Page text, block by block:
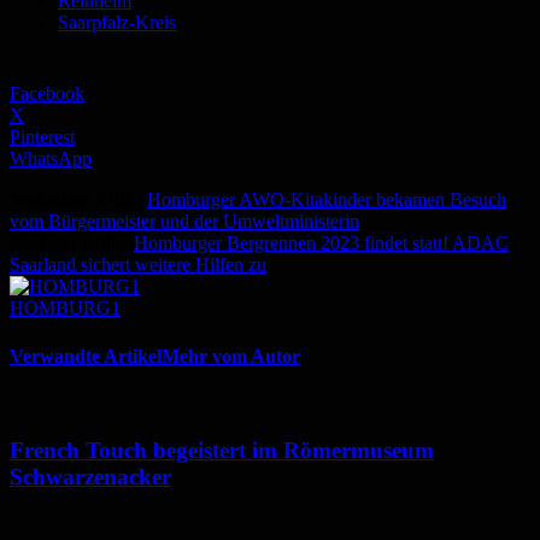
Saarpfalz-Kreis
Facebook
X
Pinterest
WhatsApp
Homburger AWO-Kitakinder bekamen Besuch
vom Bürgermeister und der Umweltministerin
Homburger Bergrennen 2023 findet statt! ADAC
Saarland sichert weitere Hilfen zu
HOMBURG1
Verwandte ArtikelMehr vom Autor
French Touch begeistert im Römermuseum
Schwarzenacker